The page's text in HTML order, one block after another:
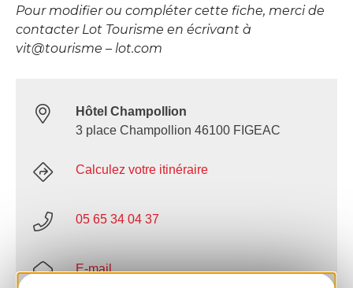
Pour modifier ou compléter cette fiche, merci de
contacter Lot Tourisme en écrivant à
vit@tourisme – lot.com
Hôtel Champollion
3 place Champollion 46100 FIGEAC
Calculez votre itinéraire
05 65 34 04 37
E-mail